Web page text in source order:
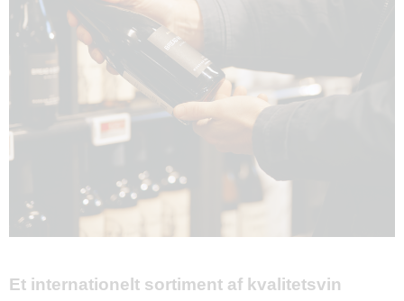
Et internationelt sortiment af kvalitetsvin